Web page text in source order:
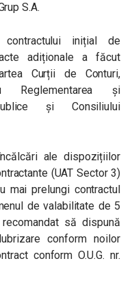
S.A.
inițial de
adiționale a făcut
Curții de Conturi,
Reglementarea și
și Consiliului
ale dispozițiilor
(UAT Sector 3)
mai prelungi contractul
de valabilitate de 5
să dispună
conform noilor
conform O.U.G. nr.